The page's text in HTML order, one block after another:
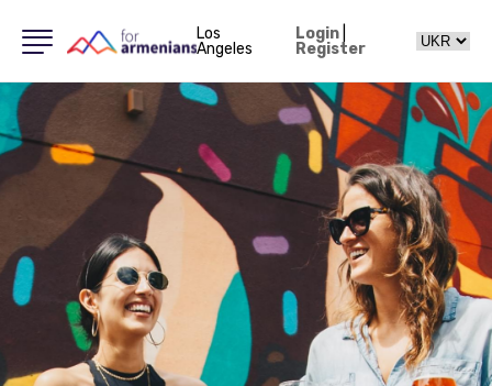
Los
Angeles
Login|
Register